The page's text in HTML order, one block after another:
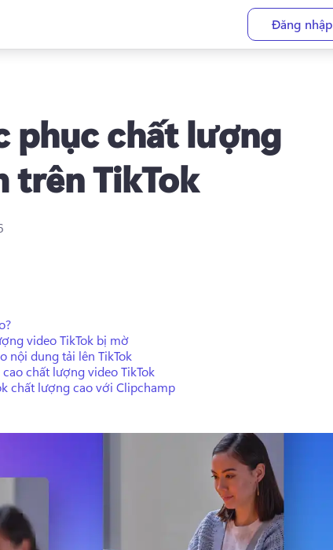
Đăng nhập
phục chất lượng
trên TikTok
video TikTok bị mờ
nội dung tải lên TikTok
chất lượng video TikTok
chất lượng cao với Clipchamp